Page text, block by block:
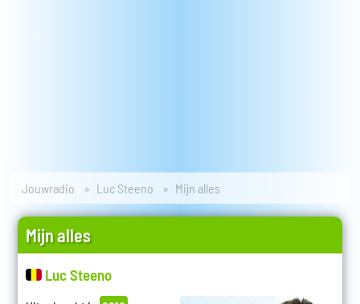
Jouwradio Luc Steeno Mijn alles
Mijn alles
Luc Steeno